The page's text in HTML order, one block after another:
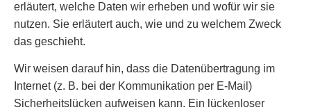
erläutert, welche Daten wir erheben und wofür wir sie
nutzen. Sie erläutert auch, wie und zu welchem Zweck
das geschieht.
Wir weisen darauf hin, dass die Datenübertragung im
Internet (z. B. bei der Kommunikation per E-Mail)
Sicherheitslücken aufweisen kann. Ein lückenloser